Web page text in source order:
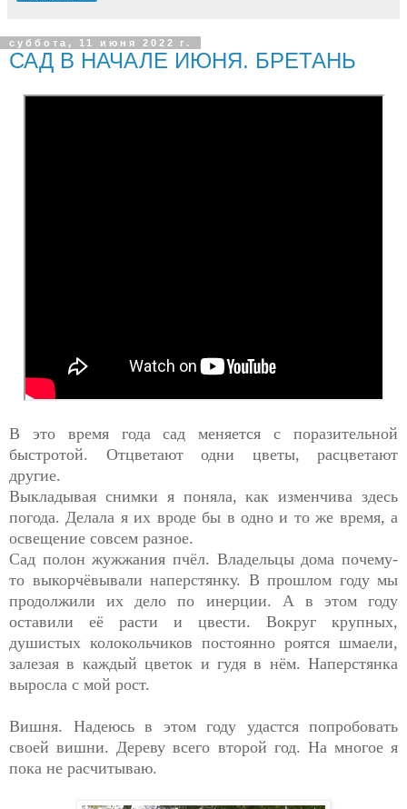
суббота, 11 июня 2022 г.
САД В НАЧАЛЕ ИЮНЯ. БРЕТАНЬ
В это время года сад меняется с поразительной
быстротой. Отцветают одни цветы, расцветают
другие.
Выкладывая снимки я поняла, как изменчива здесь
погода. Делала я их вроде бы в одно и то же время, а
освещение совсем разное.
Сад полон жужжания пчёл. Владельцы дома почему-
то выкорчёвывали наперстянку. В прошлом году мы
продолжили их дело по инерции. А в этом году
оставили её расти и цвести. Вокруг крупных,
душистых колокольчиков постоянно роятся шмаели,
залезая в каждый цветок и гудя в нём. Наперстянка
выросла с мой рост.
Вишня. Надеюсь в этом году удастся попробовать
своей вишни. Дереву всего второй год. На многое я
пока не расчитываю.